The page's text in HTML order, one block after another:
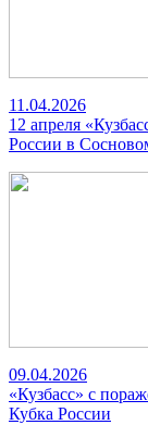
11.04.2026
12 апреля
России в
09.04.2026
«Кузбасс» с
Кубка России